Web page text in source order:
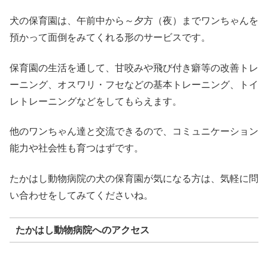
犬の保育園は、午前中から～夕方（夜）までワンちゃんを
預かって面倒をみてくれる形のサービスです。
保育園の生活を通して、甘咬みや飛び付き癖等の改善トレ
ーニング、オスワリ・フセなどの基本トレーニング、トイ
レトレーニングなどをしてもらえます。
他のワンちゃん達と交流できるので、コミュニケーション
能力や社会性も育つはずです。
たかはし動物病院の犬の保育園が気になる方は、気軽に問
い合わせをしてみてくださいね。
たかはし動物病院へのアクセス